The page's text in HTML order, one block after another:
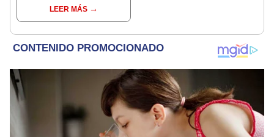
signo y entérate si te
espera un día
LEER MÁS